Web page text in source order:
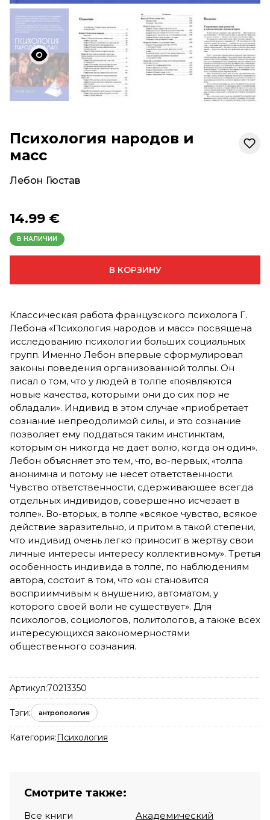
Психология народов и
масс
Лебон Гюстав
14.99 €
В НАЛИЧИИ
В КОРЗИНУ
Классическая работа французского психолога Г.
Лебона «Психология народов и масс» посвящена
исследованию психологии больших социальных
групп. Именно Лебон впервые сформулировал
законы поведения организованной толпы. Он
писал о том, что у людей в толпе «появляются
новые качества, которыми они до сих пор не
обладали». Индивид в этом случае «приобретает
сознание непреодолимой силы, и это сознание
позволяет ему поддаться таким инстинктам,
которым он никогда не дает волю, когда он один».
Лебон объясняет это тем, что, во-первых, «толпа
анонимна и потому не несет ответственности.
Чувство ответственности, сдерживающее всегда
отдельных индивидов, совершенно исчезает в
толпе». Во-вторых, в толпе «всякое чувство, всякое
действие заразительно, и притом в такой степени,
что индивид очень легко приносит в жертву свои
личные интересы интересу коллективному». Третья
особенность индивида в толпе, по наблюдениям
автора, состоит в том, что «он становится
восприимчивым к внушению, автоматом, у
которого своей воли не существует». Для
психологов, социологов, политологов, а также всех
интересующихся закономерностями
общественного сознания.
Артикул:70213350
Тэги: антропология
Категория:Психология
Смотрите также:
Все книги Академический